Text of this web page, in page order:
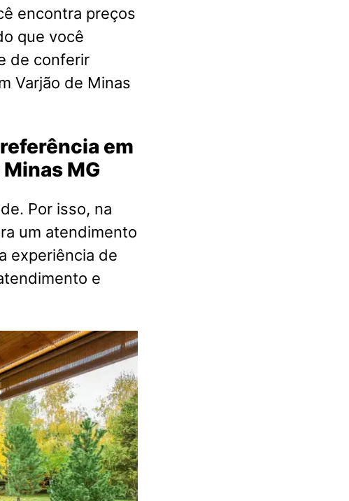
encontra preços
que você
de conferir
Varjão de Minas
em
MG
Por isso, na
um atendimento
experiência de
e